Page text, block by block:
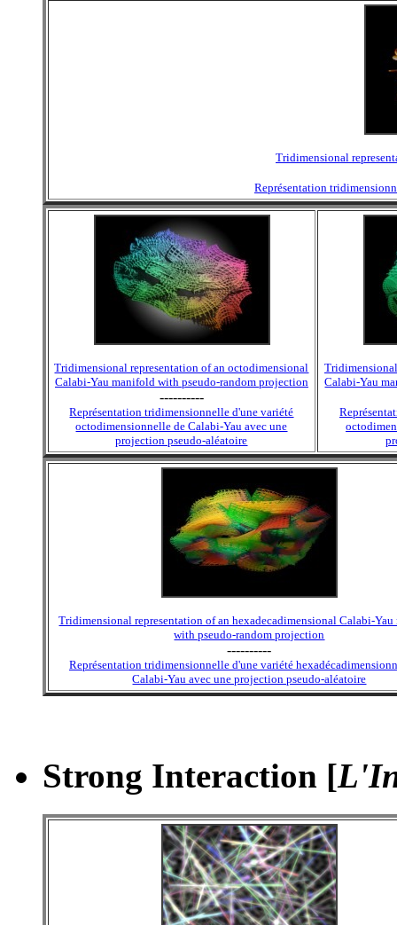
Tridimensional
Représentation
Tridimensional representation of an octodimensional
Calabi-Yau manifold with pseudo-random projection
----------
Représentation tridimensionnelle d'une variété
octodimensionnelle de Calabi-Yau avec une
projection pseudo-aléatoire
Calabi-Yau
Tridimensional representation of an hexadecadimensional Calabi-
with pseudo-random projection
----------
Représentation tridimensionnelle d'une variété
Calabi-Yau avec une projection pseudo-aléatoire
Strong Interaction [